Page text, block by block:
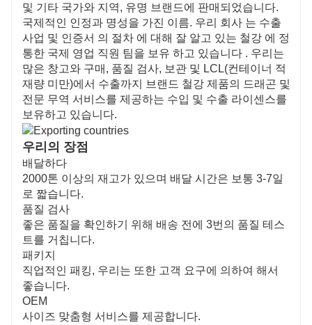
및 기타 국가와 지역, 유명 브랜드에 판매되었습니다.
국제적인 인정과 명성을 가진 이름. 우리 회사 는 수출
사업 및 인증서 의 절차 에 대해 잘 알고 있는 철강 에 정
통한 국제 영업 직원 팀을 보유 하고 있습니다 . 우리는
많은 창고와 구매, 품질 검사, 보관 및 LCL(컨테이너 적
재량 미만)에서 수출까지 브랜드 철강 제품의 드래곤 및
전문 무역 서비스를 제공하는 수입 및 수출 라이센스를
보유하고 있습니다.
우리의 장점
배달하다
2000톤 이상의 재고가 있으며 배달 시간은 보통 3-7일
로 짧습니다.
품질 검사
좋은 품질을 확인하기 위해 배송 전에 3번의 품질 테스
트를 거칩니다.
패키지
직업적인 패킹, 우리는 또한 고객 요구에 의하여 해서
좋습니다.
OEM
사이즈 맞춤형 서비스를 제공합니다.